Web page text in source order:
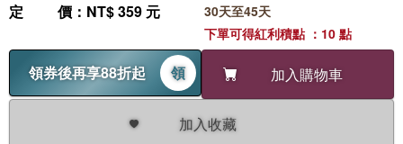
定價 ：NT$ 359 元
領券後再享88折起 領 加入購物車
加入收藏
30天至45天
下單可得紅利積點 ：10 點